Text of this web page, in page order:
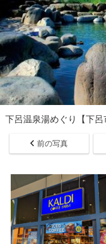
下呂温泉湯めぐり【下
前の写真